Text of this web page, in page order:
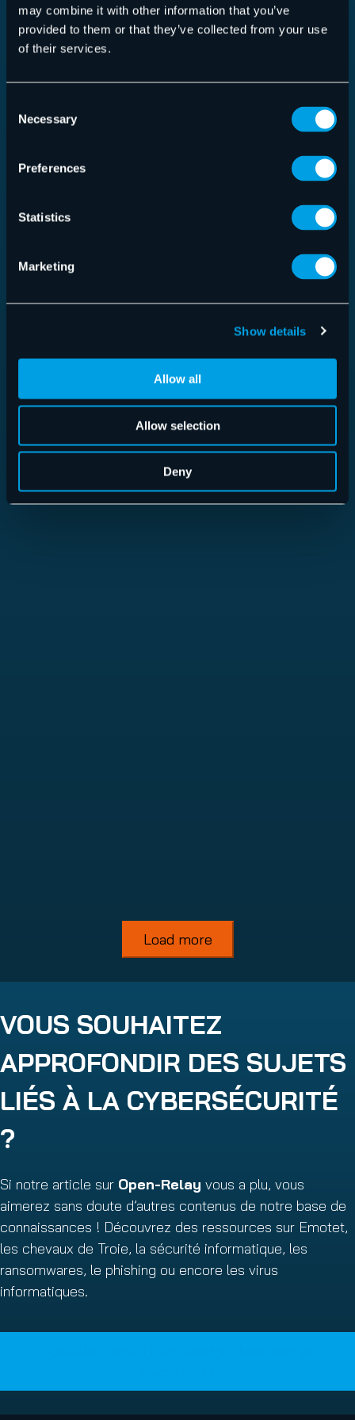
may combine it with other information that you’ve
provided to them or that they’ve collected from your use
of their services.
Selection
Necessary
Preferences
Statistics
Marketing
Show details
Allow all
Allow selection
Deny
Read more
Load more
VOUS SOUHAITEZ
APPROFONDIR DES SUJETS
LIÉS À LA CYBERSÉCURITÉ
?
Si notre article sur Open-Relay vous a plu, vous
aimerez sans doute d’autres contenus de notre base de
connaissances ! Découvrez des ressources sur Emotet,
les chevaux de Troie, la sécurité informatique, les
ransomwares, le phishing ou encore les virus
informatiques.